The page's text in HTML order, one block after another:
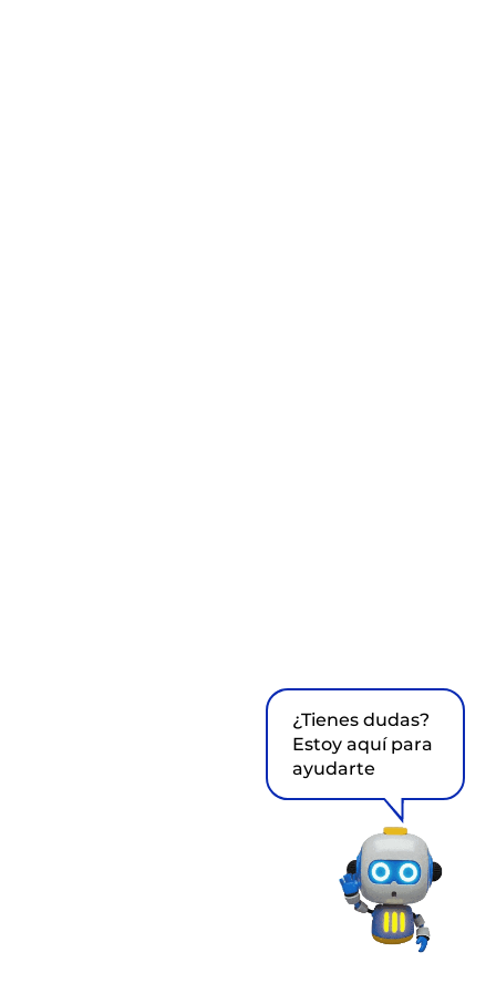
¿Tienes dudas?
Estoy aquí para
ayudarte